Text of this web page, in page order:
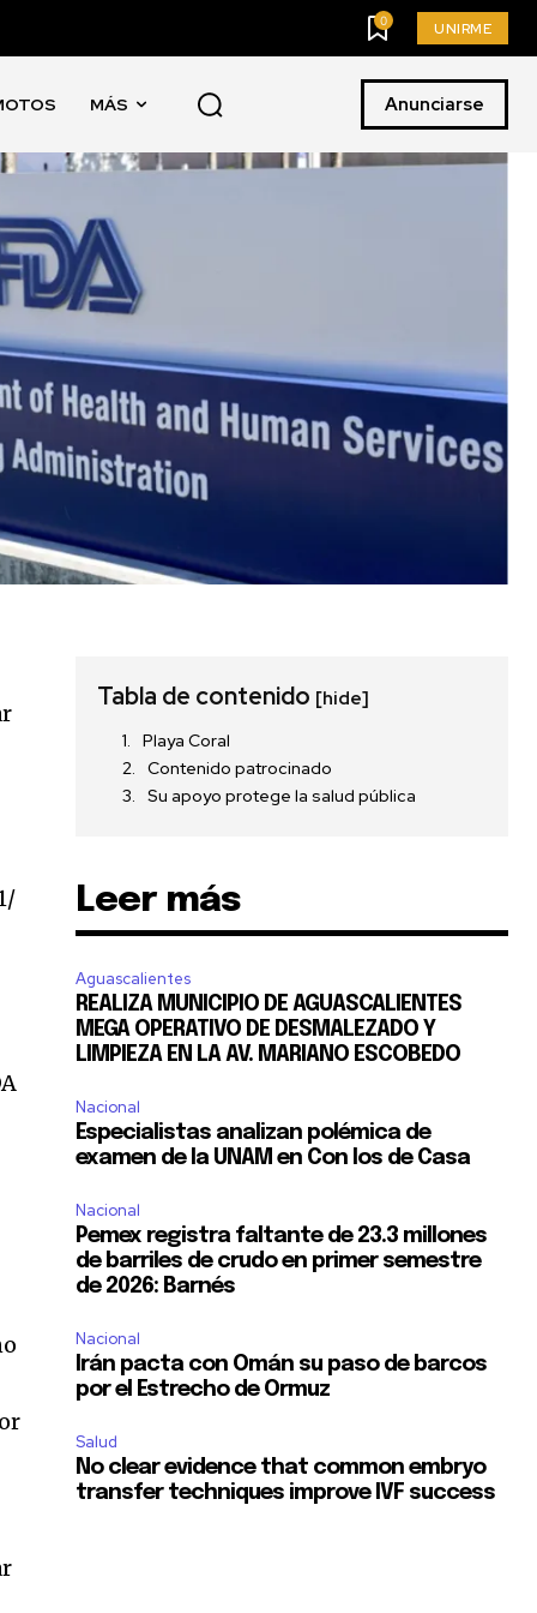
0 UNIRME
MÁS Anunciarse
Tabla de contenido [hide]
Playa Coral
Contenido patrocinado
Su apoyo protege la salud pública
Leer más
Aguascalientes
REALIZA MUNICIPIO DE AGUASCALIENTES
MEGA OPERATIVO DE DESMALEZADO Y
LIMPIEZA EN LA AV. MARIANO ESCOBEDO
Nacional
Especialistas analizan polémica de
examen de la UNAM en Con los de Casa
Nacional
Pemex registra faltante de 23.3 millones
de barriles de crudo en primer semestre
de 2026: Barnés
Nacional
Irán pacta con Omán su paso de barcos
por el Estrecho de Ormuz
Salud
No clear evidence that common embryo
transfer techniques improve IVF success